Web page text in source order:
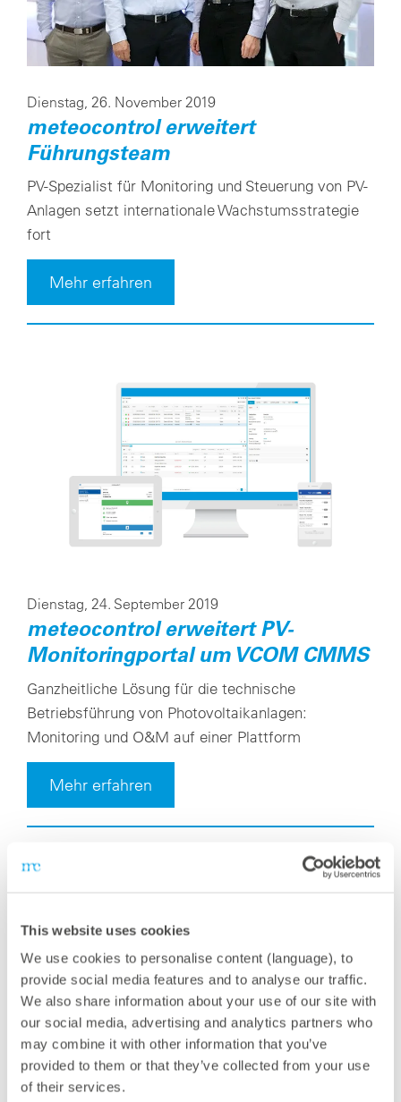
This website uses cookies
We use cookies to personalise content (language), to
provide social media features and to analyse our traffic.
We also share information about your use of our site with
our social media, advertising and analytics partners who
may combine it with other information that you’ve
provided to them or that they’ve collected from your use
of their services.
Dienstag, 26. November 2019
meteocontrol erweitert
Führungsteam
PV-Spezialist für Monitoring und Steuerung von PV-
Anlagen setzt internationale Wachstumsstrategie
fort
Mehr erfahren
Dienstag, 24. September 2019
meteocontrol erweitert PV-
Monitoringportal um VCOM CMMS
Ganzheitliche Lösung für die technische
Betriebsführung von Photovoltaikanlagen:
Monitoring und O&M auf einer Plattform
Mehr erfahren